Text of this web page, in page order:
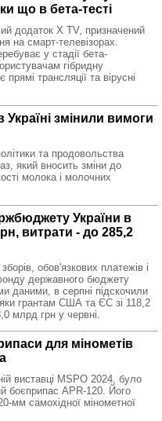
що в бета-тесті
додаток X TV, призначений
на смарт-телевізорах.
у стадії бета-
гібридну
трансляції та вірусні
Україні змінили вимоги
та продовольства
який вносить зміни до
молока і молочних
України в
витрати - до 285,2
обов'язкових платежів і
державного бюджету
даними, в серпні підскочили
грантам США та ЄС зі 118,2
млрд грн у червні.
для мінометів
виставці MSPO 2024, було
боєприпас APR-120. Його
мм самохідної мінометної